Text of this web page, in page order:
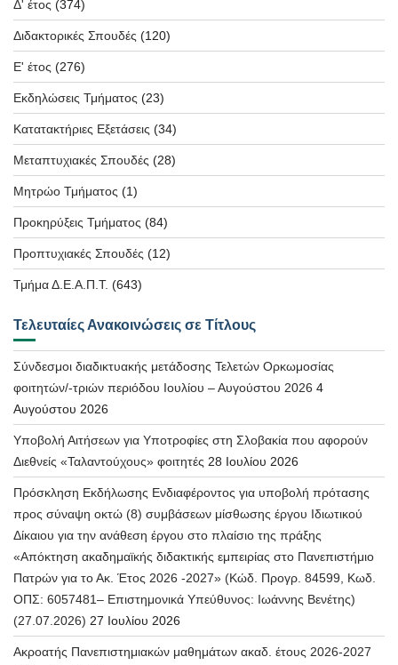
Δ' έτος (374)
Διδακτορικές Σπουδές (120)
Ε' έτος (276)
Εκδηλώσεις Τμήματος (23)
Κατατακτήριες Εξετάσεις (34)
Μεταπτυχιακές Σπουδές (28)
Μητρώο Τμήματος (1)
Προκηρύξεις Τμήματος (84)
Προπτυχιακές Σπουδές (12)
Τμήμα Δ.Ε.Α.Π.Τ. (643)
Τελευταίες Ανακοινώσεις σε Τίτλους
Σύνδεσμοι διαδικτυακής μετάδοσης Τελετών Ορκωμοσίας
φοιτητών/-τριών περιόδου Ιουλίου – Αυγούστου 2026 4
Αυγούστου 2026
Υποβολή Αιτήσεων για Υποτροφίες στη Σλοβακία που αφορούν
Διεθνείς «Ταλαντούχους» φοιτητές 28 Ιουλίου 2026
Πρόσκληση Εκδήλωσης Ενδιαφέροντος για υποβολή πρότασης
προς σύναψη οκτώ (8) συμβάσεων μίσθωσης έργου Ιδιωτικού
Δίκαιου για την ανάθεση έργου στο πλαίσιο της πράξης
«Απόκτηση ακαδημαϊκής διδακτικής εμπειρίας στο Πανεπιστήμιο
Πατρών για το Ακ. Έτος 2026 -2027» (Κώδ. Προγρ. 84599, Κωδ.
ΟΠΣ: 6057481– Επιστημονικά Υπεύθυνος: Ιωάννης Βενέτης)
(27.07.2026) 27 Ιουλίου 2026
Ακροατής Πανεπιστημιακών μαθημάτων ακαδ. έτους 2026-2027